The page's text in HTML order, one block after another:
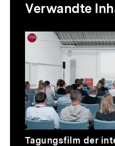
zur
Thematik
Verwandte
Inhaltskarussell
überspringen
Video
Tagungsfilm der